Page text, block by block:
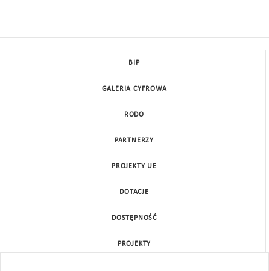
BIP
GALERIA CYFROWA
RODO
PARTNERZY
PROJEKTY UE
DOTACJE
DOSTĘPNOŚĆ
PROJEKTY